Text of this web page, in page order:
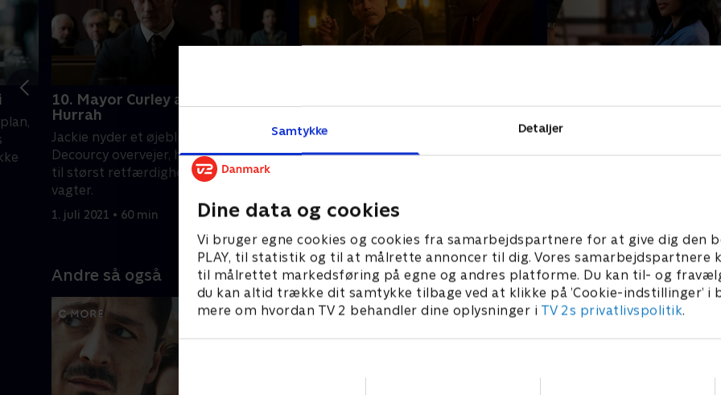
Samtykke Detaljer
Dine data og cookies
Vi bruger egne cookies og cookies fra samarbejdspartnere for at give dig den
PLAY, til statistik og til at målrette annoncer til dig. Vores samarbejdspartnere
til målrettet markedsføring på egne og andres platforme. Du kan til- og
du kan altid trække dit samtykke tilbage ved at klikke på ’Cookie-indstillinger’ i
mere om hvordan TV 2 behandler dine oplysninger i TV 2s privatlivspolitik.
10. Mayor Curley and The Last
Hurrah
Jackie nyder et øjeblik i rampelyset.
Decourcy overvejer, hvad der vil føre
til størst retfærdighed for de dræbte
vagter.
1. juli 2021 • 60 min
overdosisdødsfald og mistænker
Jackies involvering.
Decourcy øger presset på
justitsministeriet. Imens
Andre så også